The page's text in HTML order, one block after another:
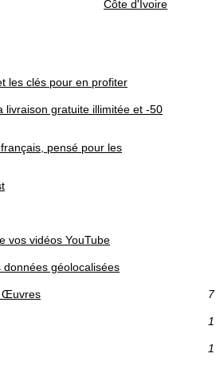
Côte d'Ivoire
les clés pour en profiter
livraison gratuite illimitée et -50
pensé pour les
vos vidéos YouTube
données géolocalisées
Œuvres